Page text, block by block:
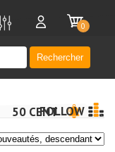
Rechercher
0
50 CENTFOLLOW